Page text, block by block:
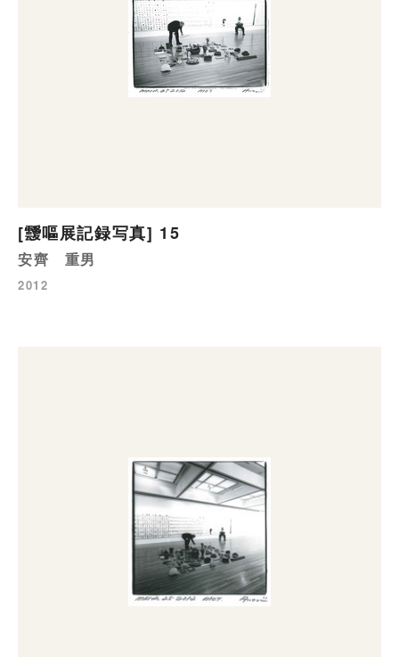
[靉嘔展記録写真] 15
安齊 重男
2012